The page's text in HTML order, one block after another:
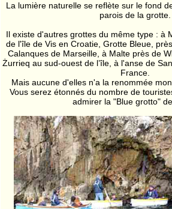
La lumière naturelle se reflète sur le fond
parois de la grotte.
Il existe d'autres grottes du même type : à
de l'île de Vis en Croatie, Grotte Bleue,
Calanques de Marseille, à Malte près de
Żurrieq au sud-ouest de l’île, à l'anse de
France.
Mais aucune d'elles n'a la renommée
Vous serez étonnés du nombre de
admirer la "Blue grotto"